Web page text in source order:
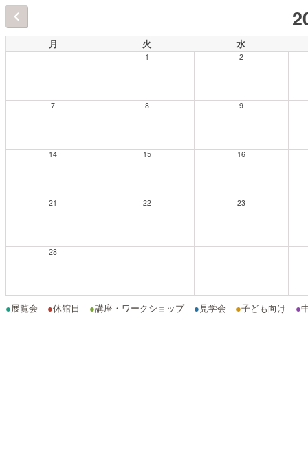
月 火 水
1 2
7 8 9
14 15 16
21 22 23
28
●展覧会 ●休館日 ●講座・ワークショップ ● 見学会 ●子ども向け ●